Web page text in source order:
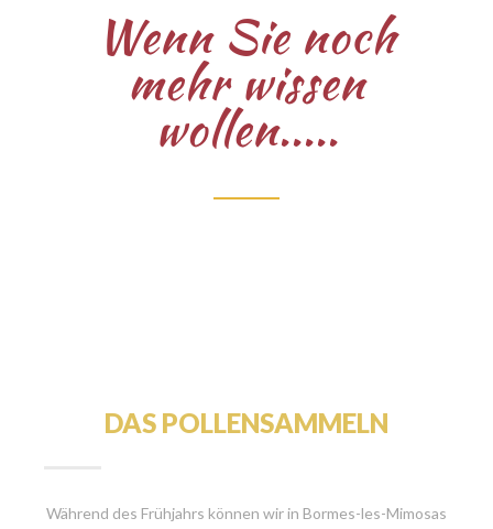
Wenn Sie noch
mehr wissen
wollen.....
DAS POLLENSAMMELN
Während des Frühjahrs können wir in Bormes-les-Mimosas